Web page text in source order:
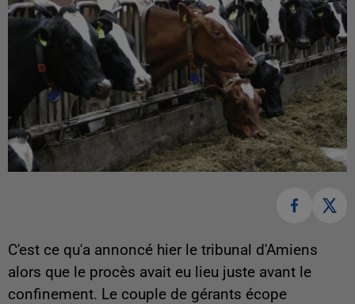
C'est ce qu'a annoncé hier le tribunal d'Amiens
alors que le procès avait eu lieu juste avant le
confinement. Le couple de gérants écope